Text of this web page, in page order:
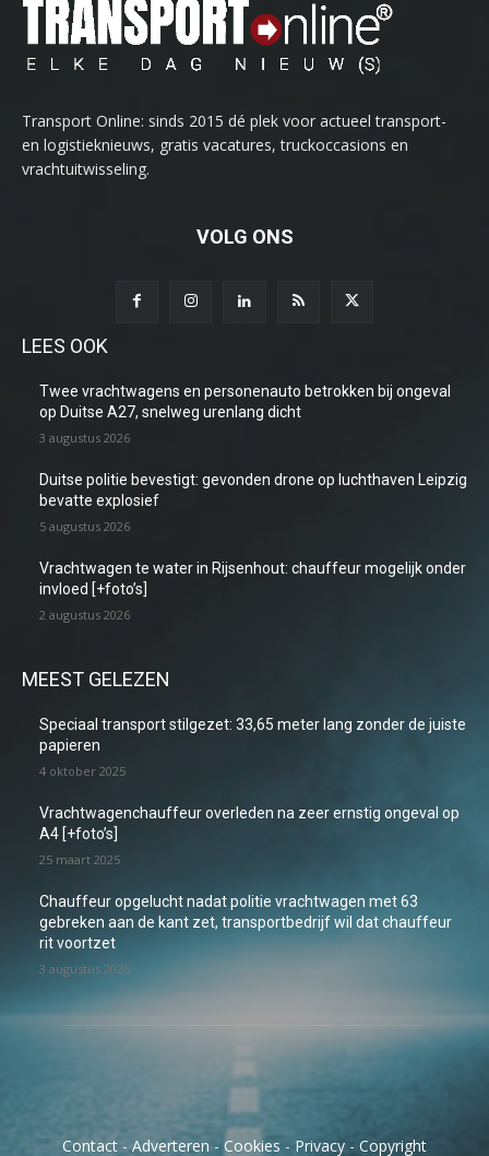
Transport Online: sinds 2015 dé plek voor actueel transport-
en logistieknieuws, gratis vacatures, truckoccasions en
vrachtuitwisseling.
VOLG ONS
LEES OOK
Twee vrachtwagens en personenauto betrokken bij ongeval
op Duitse A27, snelweg urenlang dicht
3 augustus 2026
Duitse politie bevestigt: gevonden drone op luchthaven Leipzig
bevatte explosief
5 augustus 2026
Vrachtwagen te water in Rijsenhout: chauffeur mogelijk onder
invloed [+foto’s]
2 augustus 2026
MEEST GELEZEN
Speciaal transport stilgezet: 33,65 meter lang zonder de juiste
papieren
4 oktober 2025
Vrachtwagenchauffeur overleden na zeer ernstig ongeval op
A4 [+foto’s]
25 maart 2025
Chauffeur opgelucht nadat politie vrachtwagen met 63
gebreken aan de kant zet, transportbedrijf wil dat chauffeur
rit voortzet
3 augustus 2026
Contact -Adverteren - Cookies - Privacy - Copyright